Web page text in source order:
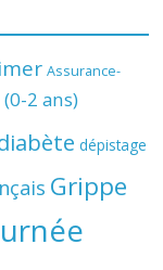
Assurance-
2 ans)
dépistage
Grippe